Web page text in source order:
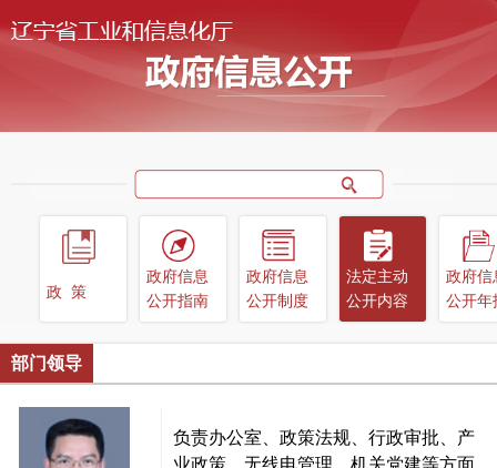
政策
政府信息
公开指南
政府信息
公开制度
法定主动
公开内容
政府信
公开年
部门领导
负责办公室、政策法规、行政审批、产
业政策、无线电管理、机关党建等方面